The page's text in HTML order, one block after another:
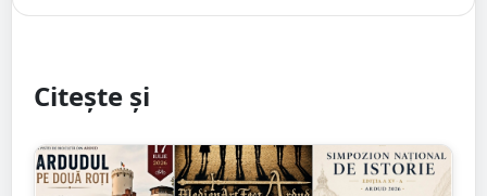
Citește și